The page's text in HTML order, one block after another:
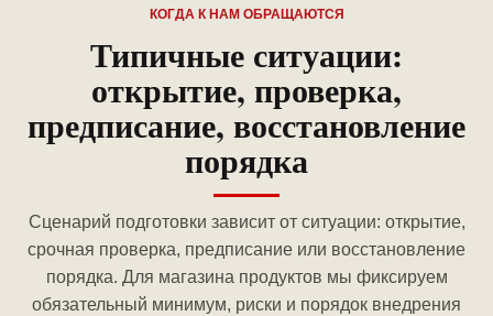
КОГДА К НАМ ОБРАЩАЮТСЯ
Типичные ситуации:
открытие, проверка,
предписание, восстановление
порядка
Сценарий подготовки зависит от ситуации: открытие,
срочная проверка, предписание или восстановление
порядка. Для магазина продуктов мы фиксируем
обязательный минимум, риски и порядок внедрения